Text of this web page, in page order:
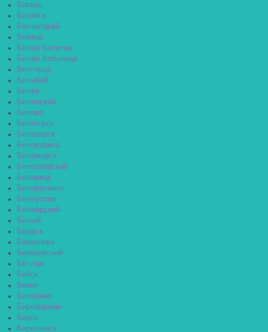
Барыш
Батайск
Бахчисарай
Бежецк
Белая Калитва
Белая Холуница
Белгород
Белебей
Белёв
Белинский
Белово
Белогорск
Белозерск
Белокуриха
Беломорск
Белоозёрский
Белорецк
Белореченск
Белоусово
Белоярский
Белый
Бердск
Березники
Берёзовский
Беслан
Бийск
Бикин
Билибино
Биробиджан
Бирск
Бирюсинск